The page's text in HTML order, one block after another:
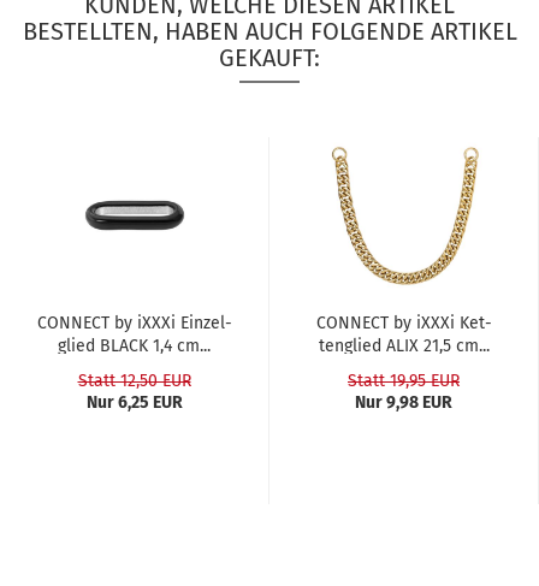
BESTELLTEN, HABEN AUCH FOLGENDE ARTIKEL
GEKAUFT:
CON­NECT by iXXXi Ein­zel­
glied BLACK 1,4 cm...
Statt 12,50 EUR
Nur 6,25 EUR
CON­NECT by iXXXi Ket­
ten­glied ALIX 21,5 cm...
Statt 19,95 EUR
Nur 9,98 EUR